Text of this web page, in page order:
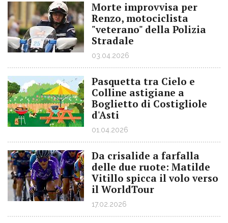
Morte improvvisa per
Renzo, motociclista
"veterano" della Polizia
Stradale
03.04.2026
Pasquetta tra Cielo e
Colline astigiane a
Boglietto di Costigliole
d'Asti
01.04.2026
Da crisalide a farfalla
delle due ruote: Matilde
Vitillo spicca il volo verso
il WorldTour
17.02.2026